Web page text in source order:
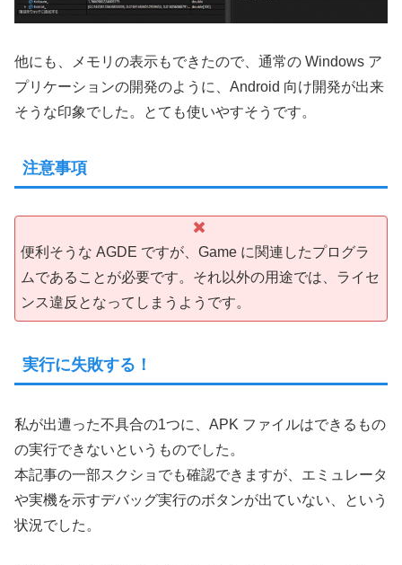
他にも、メモリの表示もできたので、通常の Windows ア
プリケーションの開発のように、Android 向け開発が出来
そうな印象でした。とても使いやすそうです。
注意事項
便利そうな AGDE ですが、Game に関連したプログラ
ムであることが必要です。それ以外の用途では、ライセ
ンス違反となってしまうようです。
実行に失敗する！
私が出遭った不具合の1つに、APK ファイルはできるもの
の実行できないというものでした。
本記事の一部スクショでも確認できますが、エミュレータ
や実機を示すデバッグ実行のボタンが出ていない、という
状況でした。